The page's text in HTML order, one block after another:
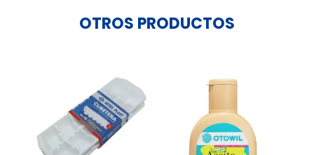
OTROS PRODUCTOS